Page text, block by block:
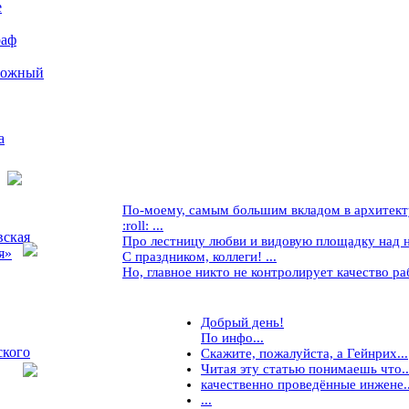
По-моему, самым большим вкладом в
:roll: ...
Про лестницу любви и видовую площадку над
С праздником, коллеги! ...
Но, главное никто не контролирует качество
Добрый день!
По инфо...
Скажите, пожалуйста, а Гейнрих...
Читая эту статью понимаешь
качественно проведённые
...